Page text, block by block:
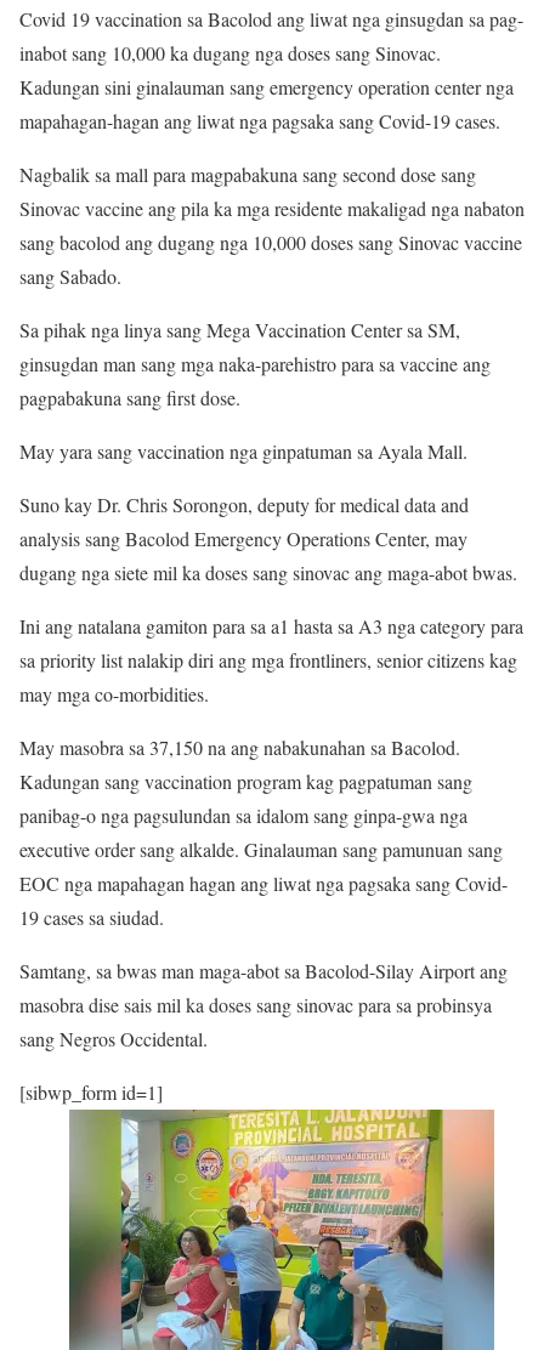
Covid 19 vaccination sa Bacolod ang liwat nga ginsugdan sa pag-
inabot sang 10,000 ka dugang nga doses sang Sinovac.
Kadungan sini ginalauman sang emergency operation center nga
mapahagan-hagan ang liwat nga pagsaka sang Covid-19 cases.
Nagbalik sa mall para magpabakuna sang second dose sang
Sinovac vaccine ang pila ka mga residente makaligad nga nabaton
sang bacolod ang dugang nga 10,000 doses sang Sinovac vaccine
sang Sabado.
Sa pihak nga linya sang Mega Vaccination Center sa SM,
ginsugdan man sang mga naka-parehistro para sa vaccine ang
pagpabakuna sang first dose.
May yara sang vaccination nga ginpatuman sa Ayala Mall.
Suno kay Dr. Chris Sorongon, deputy for medical data and
analysis sang Bacolod Emergency Operations Center, may
dugang nga siete mil ka doses sang sinovac ang maga-abot bwas.
Ini ang natalana gamiton para sa a1 hasta sa A3 nga category para
sa priority list nalakip diri ang mga frontliners, senior citizens kag
may mga co-morbidities.
May masobra sa 37,150 na ang nabakunahan sa Bacolod.
Kadungan sang vaccination program kag pagpatuman sang
panibag-o nga pagsulundan sa idalom sang ginpa-gwa nga
executive order sang alkalde. Ginalauman sang pamunuan sang
EOC nga mapahagan hagan ang liwat nga pagsaka sang Covid-
19 cases sa siudad.
Samtang, sa bwas man maga-abot sa Bacolod-Silay Airport ang
masobra dise sais mil ka doses sang sinovac para sa probinsya
sang Negros Occidental.
[sibwp_form id=1]